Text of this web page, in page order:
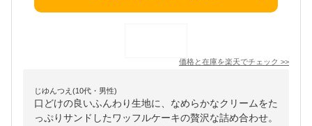
価格と在庫を楽天でチェック >>
じゆんつえ(10代・男性)
口どけの良いふんわり生地に、なめらかなクリームをた
っぷりサンドしたワッフルケーキの贅沢な詰め合わせ。